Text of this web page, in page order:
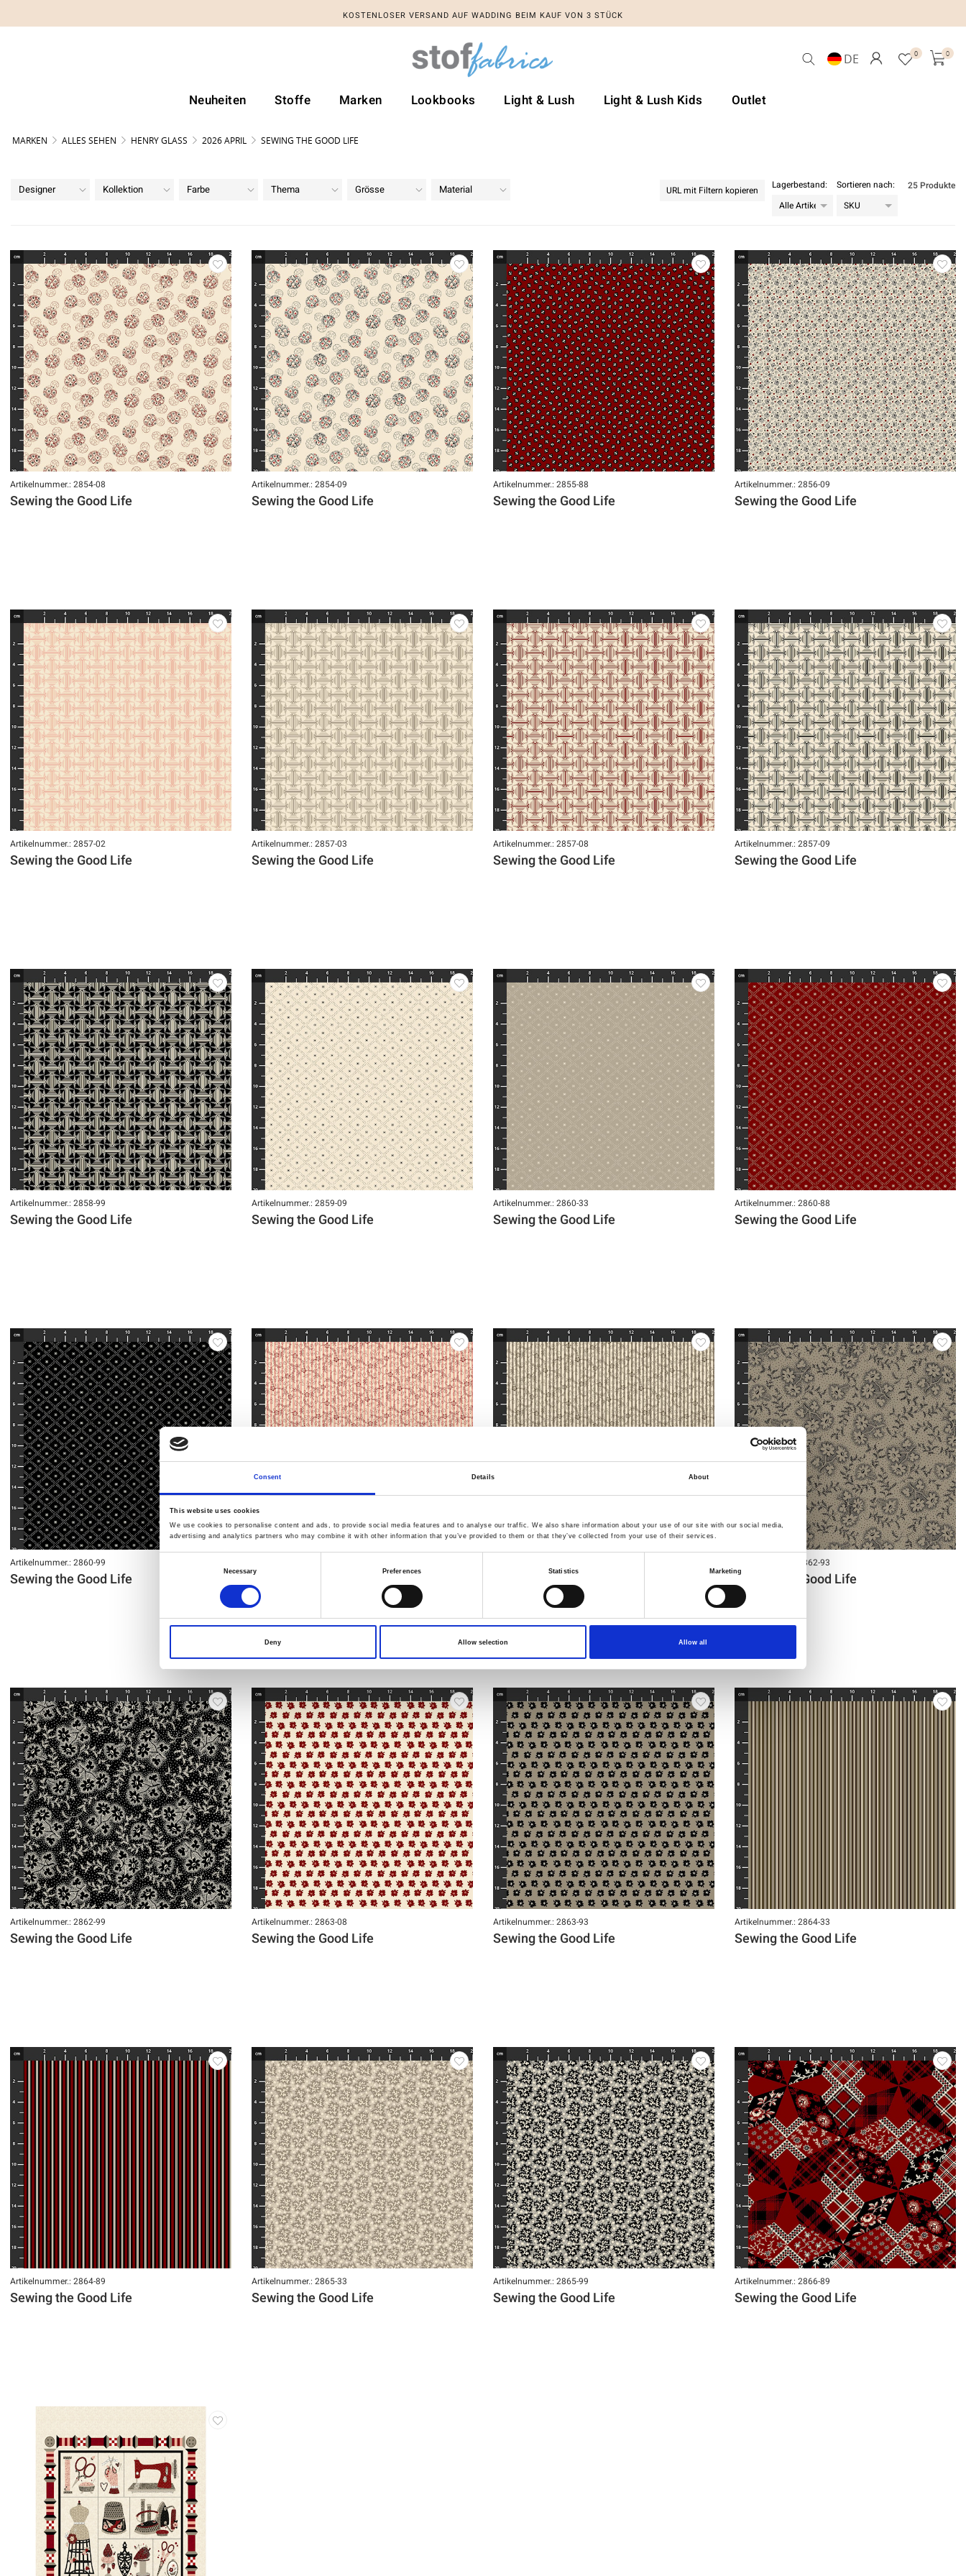
Consent Details About
This website uses cookies
We use cookies to personalise content and ads, to provide social media features and to analyse our traffic. We also share information about your use of our site with our social media,
advertising and analytics partners who may combine it with other information that you’ve provided to them or that they’ve collected from your use of their services.
Necessary Preferences Statistics Marketing
Deny Allow selection Allow all
KOSTENLOSER VERSAND AUF WADDING BEIM KAUF VON 3 STÜCK
DE 0 0
Neuheiten Stoffe Marken Lookbooks Light & Lush Light & Lush Kids Outlet
MARKEN ALLES SEHEN HENRY GLASS 2026 APRIL SEWING THE GOOD LIFE
Designer Kollektion Farbe Thema Grösse Material 25 Produkte
Sortieren nach:
Lagerbestand:
URL mit Filtern kopieren
Artikelnummer.: 2854-08
Sewing the Good Life
Artikelnummer.: 2854-09
Sewing the Good Life
Artikelnummer.: 2855-88
Sewing the Good Life
Artikelnummer.: 2856-09
Sewing the Good Life
Artikelnummer.: 2857-02
Sewing the Good Life
Artikelnummer.: 2857-03
Sewing the Good Life
Artikelnummer.: 2857-08
Sewing the Good Life
Artikelnummer.: 2857-09
Sewing the Good Life
Artikelnummer.: 2858-99
Sewing the Good Life
Artikelnummer.: 2859-09
Sewing the Good Life
Artikelnummer.: 2860-33
Sewing the Good Life
Artikelnummer.: 2860-88
Sewing the Good Life
Artikelnummer.: 2860-99
Sewing the Good Life Sewing the Good Life Sewing the Good Life
Artikelnummer.: 2862-93
Sewing the Good Life
Artikelnummer.: 2862-99
Sewing the Good Life
Artikelnummer.: 2863-08
Sewing the Good Life
Artikelnummer.: 2863-93
Sewing the Good Life
Artikelnummer.: 2864-33
Sewing the Good Life
Artikelnummer.: 2864-89
Sewing the Good Life
Artikelnummer.: 2865-33
Sewing the Good Life
Artikelnummer.: 2865-99
Sewing the Good Life
Artikelnummer.: 2866-89
Sewing the Good Life